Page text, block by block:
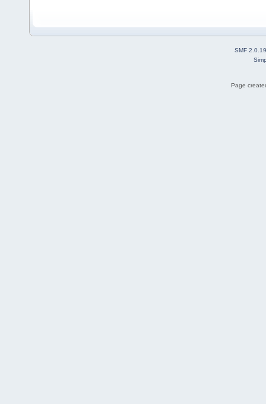
SMF 2.0.19
Page